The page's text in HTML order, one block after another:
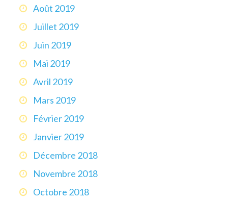
Août 2019
Juillet 2019
Juin 2019
Mai 2019
Avril 2019
Mars 2019
Février 2019
Janvier 2019
Décembre 2018
Novembre 2018
Octobre 2018